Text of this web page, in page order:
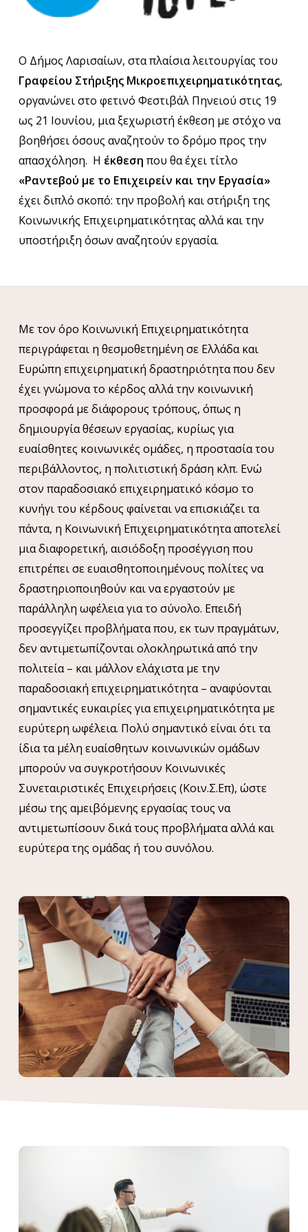
Ο Δήμος Λαρισαίων, στα πλαίσια λειτουργίας του
Γραφείου Στήριξης Μικροεπιχειρηματικότητας,
οργανώνει στο φετινό Φεστιβάλ Πηνειού στις 19
ως 21 Ιουνίου, μια ξεχωριστή έκθεση με στόχο να
βοηθήσει όσους αναζητούν το δρόμο προς την
απασχόληση. Η έκθεση που θα έχει τίτλο
«Ραντεβού με το Επιχειρείν και την Εργασία»
έχει διπλό σκοπό: την προβολή και στήριξη της
Κοινωνικής Επιχειρηματικότητας αλλά και την
υποστήριξη όσων αναζητούν εργασία.
Με τον όρο Κοινωνική Επιχειρηματικότητα
περιγράφεται η θεσμοθετημένη σε Ελλάδα και
Ευρώπη επιχειρηματική δραστηριότητα που δεν
έχει γνώμονα το κέρδος αλλά την κοινωνική
προσφορά με διάφορους τρόπους, όπως η
δημιουργία θέσεων εργασίας, κυρίως για
ευαίσθητες κοινωνικές ομάδες, η προστασία του
περιβάλλοντος, η πολιτιστική δράση κλπ. Ενώ
στον παραδοσιακό επιχειρηματικό κόσμο το
κυνήγι του κέρδους φαίνεται να επισκιάζει τα
πάντα, η Κοινωνική Επιχειρηματικότητα αποτελεί
μια διαφορετική, αισιόδοξη προσέγγιση που
επιτρέπει σε ευαισθητοποιημένους πολίτες να
δραστηριοποιηθούν και να εργαστούν με
παράλληλη ωφέλεια για το σύνολο. Επειδή
προσεγγίζει προβλήματα που, εκ των πραγμάτων,
δεν αντιμετωπίζονται ολοκληρωτικά από την
πολιτεία – και μάλλον ελάχιστα με την
παραδοσιακή επιχειρηματικότητα – αναφύονται
σημαντικές ευκαιρίες για επιχειρηματικότητα με
ευρύτερη ωφέλεια. Πολύ σημαντικό είναι ότι τα
ίδια τα μέλη ευαίσθητων κοινωνικών ομάδων
μπορούν να συγκροτήσουν Κοινωνικές
Συνεταιριστικές Επιχειρήσεις (Κοιν.Σ.Επ), ώστε
μέσω της αμειβόμενης εργασίας τους να
αντιμετωπίσουν δικά τους προβλήματα αλλά και
ευρύτερα της ομάδας ή του συνόλου.